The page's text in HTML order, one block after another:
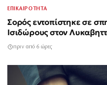
ΕΠΙΚΑΙΡΟΤΗΤΑ
Σορός εντοπίστηκε σε
Ισιδώρους στον
πριν από 6 ώρες